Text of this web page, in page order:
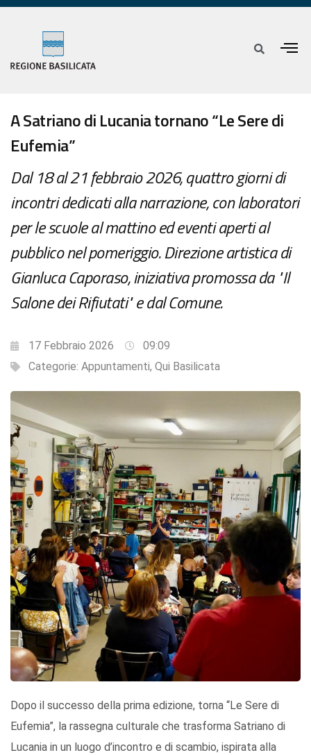
A Satriano di Lucania tornano “Le Sere di
Eufemia”
Dal 18 al 21 febbraio 2026, quattro giorni di
incontri dedicati alla narrazione, con laboratori
per le scuole al mattino ed eventi aperti al
pubblico nel pomeriggio. Direzione artistica di
Gianluca Caporaso, iniziativa promossa da "Il
Salone dei Rifiutati" e dal Comune.
17 Febbraio 2026
09:09
Categorie: Appuntamenti, Qui Basilicata
Dopo il successo della prima edizione, torna “Le Sere di
Eufemia”, la rassegna culturale che trasforma Satriano di
Lucania in un luogo d’incontro e di scambio, ispirata alla